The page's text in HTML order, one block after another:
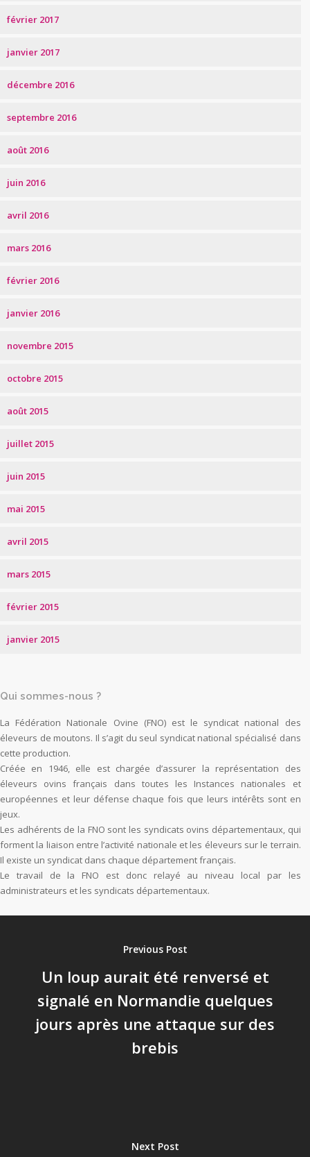
février 2017
janvier 2017
décembre 2016
septembre 2016
août 2016
juin 2016
avril 2016
mars 2016
février 2016
janvier 2016
novembre 2015
octobre 2015
août 2015
juillet 2015
juin 2015
mai 2015
avril 2015
mars 2015
février 2015
janvier 2015
Qui sommes-nous ?
La Fédération Nationale Ovine (FNO) est le syndicat national des
éleveurs de moutons. Il s’agit du seul syndicat national spécialisé dans
cette production.
Créée en 1946, elle est chargée d’assurer la représentation des
éleveurs ovins français dans toutes les Instances nationales et
européennes et leur défense chaque fois que leurs intérêts sont en
jeux.
Les adhérents de la FNO sont les syndicats ovins départementaux, qui
forment la liaison entre l’activité nationale et les éleveurs sur le terrain.
Il existe un syndicat dans chaque département français.
Le travail de la FNO est donc relayé au niveau local par les
administrateurs et les syndicats départementaux.
Previous Post
Un loup aurait été renversé et
signalé en Normandie quelques
jours après une attaque sur des
brebis
Next Post